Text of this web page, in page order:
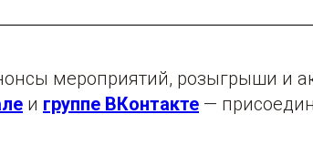
мероприятий, розыгрыши и
и группе ВКонтакте —